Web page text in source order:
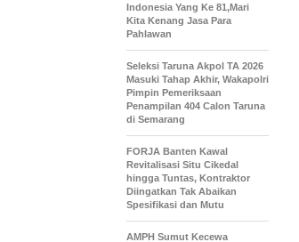
Indonesia Yang Ke 81,Mari
Kita Kenang Jasa Para
Pahlawan
Seleksi Taruna Akpol TA 2026
Masuki Tahap Akhir, Wakapolri
Pimpin Pemeriksaan
Penampilan 404 Calon Taruna
di Semarang
FORJA Banten Kawal
Revitalisasi Situ Cikedal
hingga Tuntas, Kontraktor
Diingatkan Tak Abaikan
Spesifikasi dan Mutu
AMPH Sumut Kecewa